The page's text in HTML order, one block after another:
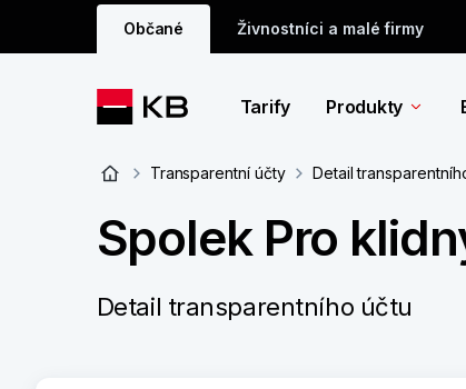
Občané Živnostníci a malé firmy
Tarify Produkty
Transparentní účty Detail
Spolek Pro
Detail transparentního účtu